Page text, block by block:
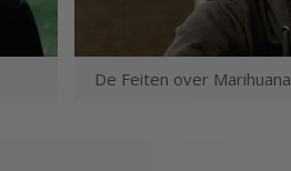
De Feiten over Marihuana